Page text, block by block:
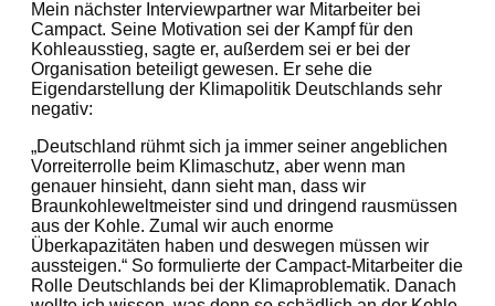
Mein nächster Interviewpartner war Mitarbeiter bei
Campact. Seine Motivation sei der Kampf für den
Kohleausstieg, sagte er, außerdem sei er bei der
Organisation beteiligt gewesen. Er sehe die
Eigendarstellung der Klimapolitik Deutschlands sehr
negativ:
„Deutschland rühmt sich ja immer seiner angeblichen
Vorreiterrolle beim Klimaschutz, aber wenn man
genauer hinsieht, dann sieht man, dass wir
Braunkohleweltmeister sind und dringend rausmüssen
aus der Kohle. Zumal wir auch enorme
Überkapazitäten haben und deswegen müssen wir
aussteigen.“ So formulierte der Campact-Mitarbeiter die
Rolle Deutschlands bei der Klimaproblematik. Danach